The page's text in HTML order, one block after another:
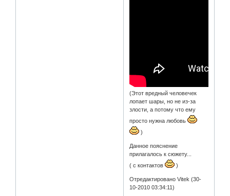
(Этот вредный человечек
лопает шары, но не из-за
злости, а потому что ему
просто нужна любовь
)
Данное пояснение
прилагалось к сюжету...
( с контактов
)
Отредактировано Vitek (30-
10-2010 03:34:11)